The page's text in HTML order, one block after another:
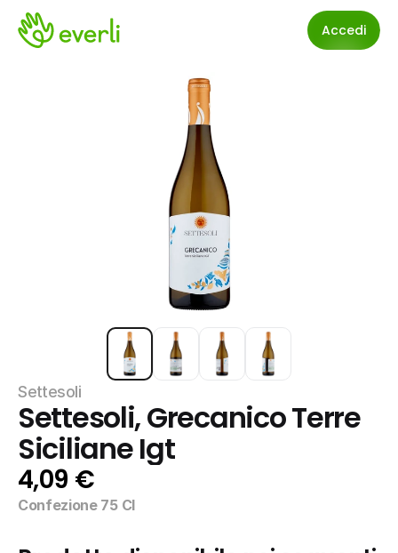
Accedi
Settesoli
Settesoli, Grecanico Terre
Siciliane Igt
4,09 €
Confezione 75 Cl